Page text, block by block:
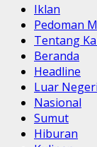
Iklan
Pedoman
Tentang
Beranda
Headline
Luar Negeri
Nasional
Sumut
Hiburan